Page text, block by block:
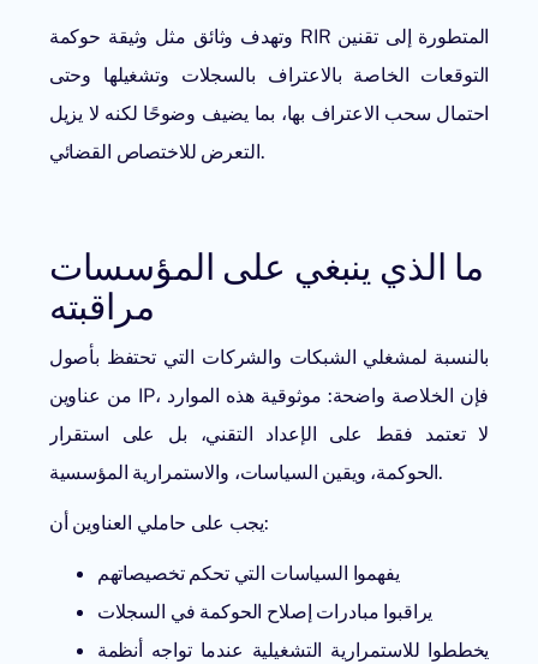
وتهدف وثائق مثل وثيقة حوكمة RIR المتطورة إلى تقنين
التوقعات الخاصة بالاعتراف بالسجلات وتشغيلها وحتى
احتمال سحب الاعتراف بها، بما يضيف وضوحًا لكنه لا يزيل
التعرض للاختصاص القضائي.
ما الذي ينبغي على المؤسسات
مراقبته
بالنسبة لمشغلي الشبكات والشركات التي تحتفظ بأصول
من عناوين IP، فإن الخلاصة واضحة: موثوقية هذه الموارد
لا تعتمد فقط على الإعداد التقني، بل على استقرار
الحوكمة، ويقين السياسات، والاستمرارية المؤسسية.
يجب على حاملي العناوين أن:
يفهموا السياسات التي تحكم تخصيصاتهم
يراقبوا مبادرات إصلاح الحوكمة في السجلات
يخططوا للاستمرارية التشغيلية عندما تواجه أنظمة